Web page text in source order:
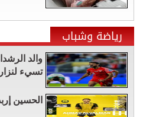
رياضة وشباب
والد
تسيء لنزار
الحسين